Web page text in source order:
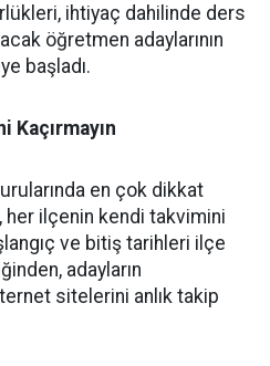
ihtiyaç dahilinde ders
öğretmen adaylarının
başladı.
Kaçırmayın
en çok dikkat
ilçenin kendi takvimini
ve bitiş tarihleri ilçe
adayların
sitelerini anlık takip